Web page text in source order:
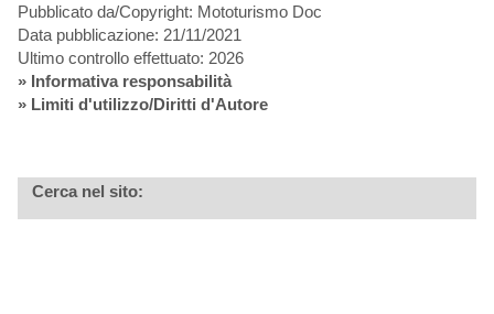
Pubblicato da/Copyright: Mototurismo Doc
Data pubblicazione: 21/11/2021
Ultimo controllo effettuato: 2026
» Informativa responsabilità
» Limiti d'utilizzo/Diritti d'Autore
Cerca nel sito: